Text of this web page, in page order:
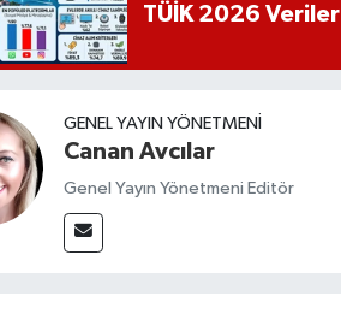
TÜİK 2026
GENEL YAYIN YÖNETMENI
Canan Avcılar
Genel Yayın Yönetmeni Editör